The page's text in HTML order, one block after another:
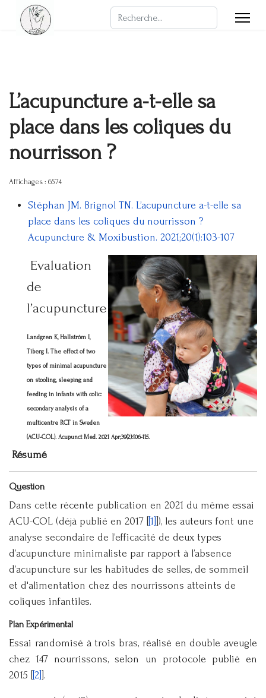
Rechercher
L’acupuncture a-t-elle sa
place dans les coliques du
nourrisson ?
Affichages : 6574
Stéphan JM. Brignol TN. L’acupuncture a-t-elle sa
place dans les coliques du nourrisson ?
Acupuncture & Moxibustion. 2021;20(1):103-107
Evaluation
de
l’acupuncture
Landgren K, Hallström I,
Tiberg I. The effect of two
types of minimal acupuncture
on stooling, sleeping and
feeding in infants with colic:
secondary analysis of a
multicentre RCT in Sweden
(ACU-COL). Acupunct Med. 2021 Apr;39(2):106-115.
Résumé
Question
Dans cette récente publication en 2021 du même essai
ACU-COL (déjà publié en 2017 [ [1] ]), les auteurs font une
analyse secondaire de l’efficacité de deux types
d’acupuncture minimaliste par rapport à l’absence
d’acupuncture sur les habitudes de selles, de sommeil
et d'alimentation chez des nourrissons atteints de
coliques infantiles.
Plan Expérimental
Essai randomisé à trois bras, réalisé en double aveugle
chez 147 nourrissons, selon un protocole publié en
2015 [
[2] ].